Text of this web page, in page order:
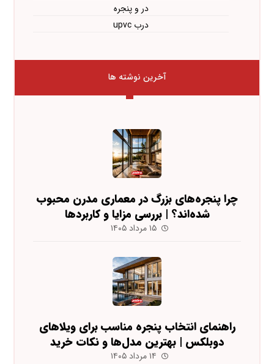
در و پنجره
درب upvc
آخرین نوشته ها
چرا پنجره‌های بزرگ در معماری مدرن محبوب
شده‌اند؟ | بررسی مزایا و کاربردها
۱۵ مرداد ۱۴۰۵
راهنمای انتخاب پنجره مناسب برای ویلاهای
دوبلکس | بهترین مدل‌ها و نکات خرید
۱۴ مرداد ۱۴۰۵